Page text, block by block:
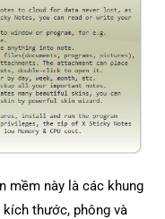
mềm này là các khung
thước, phông và